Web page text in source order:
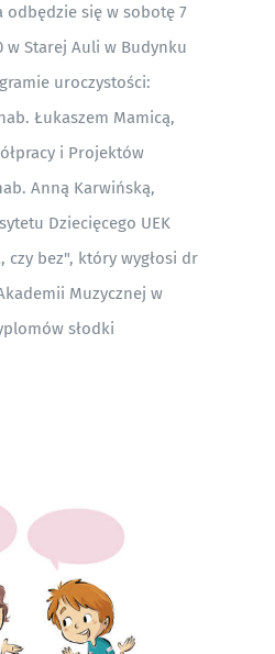
odbędzie się w sobotę 7
w Starej Auli w Budynku
uroczystości:
Łukaszem Mamicą,
i Projektów
Anną Karwińską,
Dziecięcego UEK
czy bez", który wygłosi dr
Muzycznej w
słodki